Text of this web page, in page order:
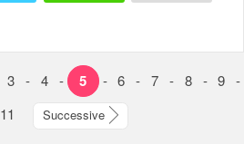
3 - 4 - 5 - 6 - 7 - 8 - 9 -
11 Successive